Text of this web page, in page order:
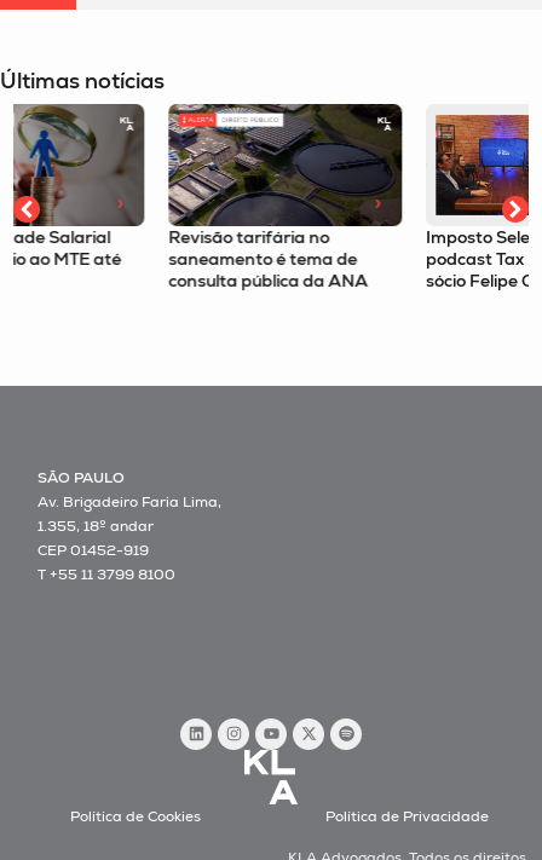
Últimas notícias
Revisão tarifária no
saneamento é tema de
consulta pública da ANA
Imposto Seletivo é tema no
podcast Tax Route com o
sócio Felipe Omori
SÃO PAULO
Av. Brigadeiro Faria Lima,
1.355, 18º andar
CEP 01452-919
T +55 11 3799 8100
Política de Cookies Política de Privacidade